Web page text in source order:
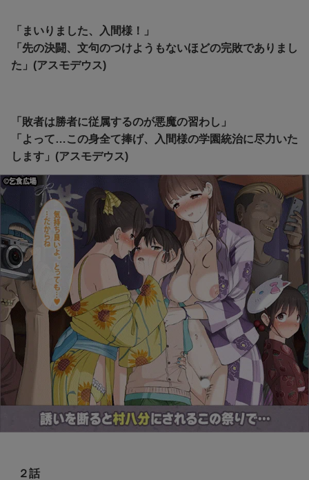
「まいりました、入間様！」
「先の決闘、文句のつけようもないほどの完敗でありまし
た」(アスモデウス)
「敗者は勝者に従属するのが悪魔の習わし」
「よって…この身全て捧げ、入間様の学園統治に尽力いた
します」(アスモデウス)
２話